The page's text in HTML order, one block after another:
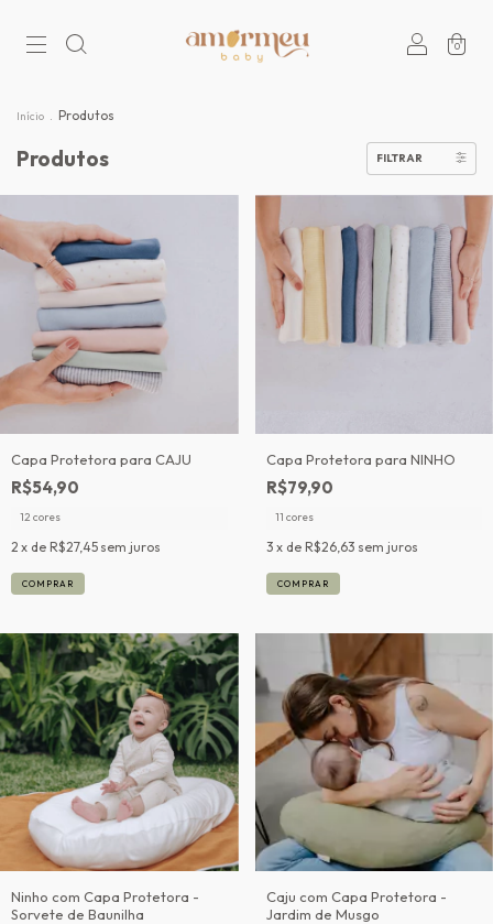
0
Início . Produtos
Produtos FILTRAR
Capa Protetora para CAJU
R$54,90
12 cores
2 x de R$27,45 sem juros
COMPRAR
Capa Protetora para NINHO
R$79,90
11 cores
3 x de R$26,63 sem juros
COMPRAR
Ninho com Capa Protetora -
Sorvete de Baunilha
Caju com Capa Protetora -
Jardim de Musgo